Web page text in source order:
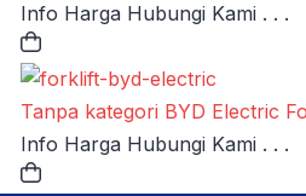
Info Harga Hubungi Kami . . .
Tanpa kategori BYD Electric
Info Harga Hubungi Kami . . .